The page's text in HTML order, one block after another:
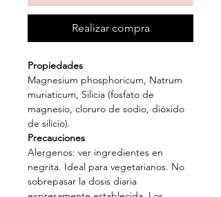
Realizar compra
Propiedades
Magnesium phosphoricum, Natrum
muriaticum, Silicia (fosfato de
magnesio, cloruro de sodio, dióxido
de silicio).
Precauciones
Alergenos: ver ingredientes en
negrita. Ideal para vegetarianos. No
sobrepasar la dosis diaria